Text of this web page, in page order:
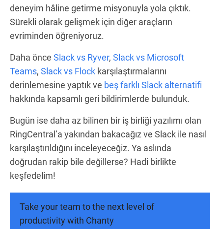
deneyim hâline getirme misyonuyla yola çıktık.
Sürekli olarak gelişmek için diğer araçların
evriminden öğreniyoruz.
Daha önce Slack vs Ryver, Slack vs Microsoft
Teams, Slack vs Flock karşılaştırmalarını
derinlemesine yaptık ve beş farklı Slack alternatifi
hakkında kapsamlı geri bildirimlerde bulunduk.
Bugün ise daha az bilinen bir iş birliği yazılımı olan
RingCentral’a yakından bakacağız ve Slack ile nasıl
karşılaştırıldığını inceleyeceğiz. Ya aslında
doğrudan rakip bile değillerse? Hadi birlikte
keşfedelim!
Take your team to the next level of
productivity with Chanty